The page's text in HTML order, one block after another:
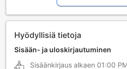
Hyödyllisiä tietoja
Sisään- ja uloskirjautuminen
Sisäänkirjaus alkaen 01:00